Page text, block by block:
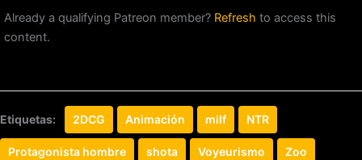
Already a qualifying Patreon member? Refresh to access this
content.
Etiquetas: 2DCG Animación milf NTR
Protagonista hombre shota Voyeurismo Zoo